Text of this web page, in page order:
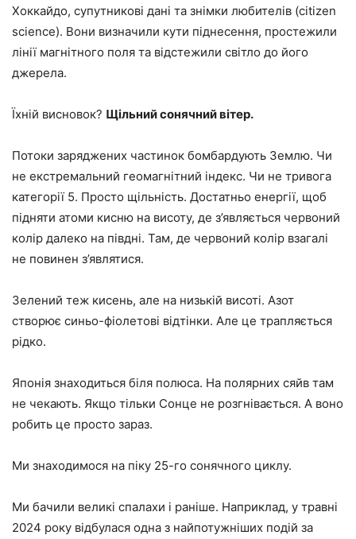
Хоккайдо, супутникові дані та знімки любителів (citizen
science). Вони визначили кути піднесення, простежили
лінії магнітного поля та відстежили світло до його
джерела.
Їхній висновок? Щільний сонячний вітер.
Потоки заряджених частинок бомбардують Землю. Чи
не екстремальний геомагнітний індекс. Чи не тривога
категорії 5. Просто щільність. Достатньо енергії, щоб
підняти атоми кисню на висоту, де з’являється червоний
колір далеко на півдні. Там, де червоний колір взагалі
не повинен з’являтися.
Зелений теж кисень, але на низькій висоті. Азот
створює синьо-фіолетові відтінки. Але це трапляється
рідко.
Японія знаходиться біля полюса. На полярних сяйв там
не чекають. Якщо тільки Сонце не розгнівається. А воно
робить це просто зараз.
Ми знаходимося на піку 25-го сонячного циклу.
Ми бачили великі спалахи і раніше. Наприклад, у травні
2024 року відбулася одна з найпотужніших подій за